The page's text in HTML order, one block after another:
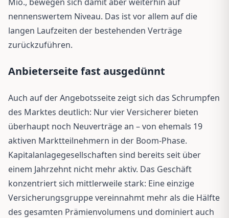
nennenswertem Niveau. Das ist vor allem auf die
langen Laufzeiten der bestehenden Verträge
zurückzuführen.
Anbieterseite fast ausgedünnt
Auch auf der Angebotsseite zeigt sich das Schrumpfen
des Marktes deutlich: Nur vier Versicherer bieten
überhaupt noch Neuverträge an – von ehemals 19
aktiven Marktteilnehmern in der Boom-Phase.
Kapitalanlagegesellschaften sind bereits seit über
einem Jahrzehnt nicht mehr aktiv. Das Geschäft
konzentriert sich mittlerweile stark: Eine einzige
Versicherungsgruppe vereinnahmt mehr als die Hälfte
des gesamten Prämienvolumens und dominiert auch